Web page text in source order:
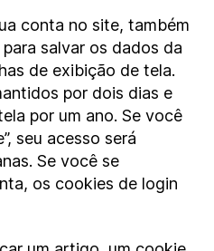
conta no site, também
salvar os dados da
de exibição de tela.
por dois dias e
por um ano. Se você
seu acesso será
Se você se
os cookies de login